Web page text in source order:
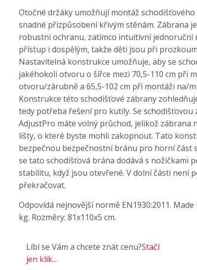
Otočné držáky umožňují montáž
snadné přizpůsobení křivým stěnám. Zábrana
robustní ochranu, zatímco intuitivní jednoruční
přístup i dospělým, takže děti jsou při
Nastavitelná konstrukce umožňuje, aby se
jakéhokoli otvoru o šířce mezi 70,5-110 cm při
otvoru/zárubně a 65,5-102 cm při montáži na/
Konstrukce této schodišťové zábrany
tedy potřeba řešení pro kutily. Se schodišťovou
AdjustPro máte volný průchod, jelikož zábrana
lišty, o které byste mohli zakopnout. Tato
bezpečnou bezpečnostní bránu pro horní část
se tato schodišťová brána dodává s nožičkami
stabilitu, když jsou otevřené. V dolní části není
překračovat.
Odpovídá nejnovější normě EN1930:2011.
kg. Rozměry: 81x110x5 cm.
Líbí se Vám a chcete znát cenu?Stačí
jen klik...